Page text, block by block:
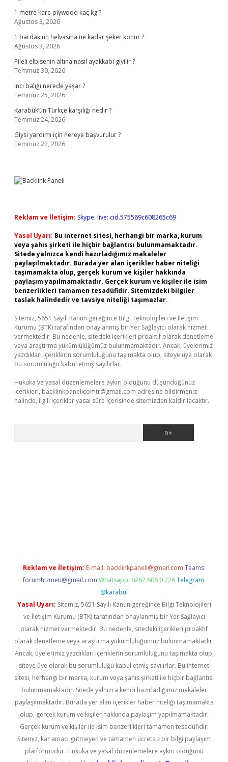
1 metre kare plywood kaç kg ?
Ağustos 3, 2026
1 bardak un helvasına ne kadar şeker konur ?
Ağustos 3, 2026
Pileli elbisenin altına nasıl ayakkabı giyilir ?
Temmuz 30, 2026
Inci balığı nerede yaşar ?
Temmuz 25, 2026
Karabük’ün Türkçe karşılığı nedir ?
Temmuz 24, 2026
Giysi yardımı için nereye başvurulur ?
Temmuz 22, 2026
Reklam ve İletişim: Skype: live:.cid.575569c608265c69
Yasal Uyarı: Bu internet sitesi, herhangi bir marka, kurum
veya şahıs şirketi ile hiçbir bağlantısı bulunmamaktadır.
Sitede yalnızca kendi hazırladığımız makaleler
paylaşılmaktadır. Burada yer alan içerikler haber niteliği
taşımamakta olup, gerçek kurum ve kişiler hakkında
paylaşım yapılmamaktadır. Gerçek kurum ve kişiler ile isim
benzerlikleri tamamen tesadüfidir. Sitemizdeki bilgiler
taslak halindedir ve tavsiye niteliği taşımazlar.
Sitemiz, 5651 Sayılı Kanun gereğince Bilgi Teknolojileri ve İletişim
Kurumu (BTK) tarafından onaylanmış bir Yer Sağlayıcı olarak hizmet
vermektedir. Bu nedenle, sitedeki içerikleri proaktif olarak denetleme
veya araştırma yükümlülüğümüz bulunmamaktadır. Ancak, üyelerimiz
yazdıkları içeriklerin sorumluluğunu taşımakta olup, siteye üye olarak
bu sorumluluğu kabul etmiş sayılırlar.
Hukuka ve yasal düzenlemelere aykırı olduğunu düşündüğünüz
içerikleri, backlinkpanelicomtr@gmail.com adresine bildirmeniz
halinde, ilgili içerikler yasal süre içerisinde sitemizden kaldırılacaktır.
Reklam ve İletişim: E-mail: backlinkpaneli@gmail.com Teams:
forumhizmeti@gmail.com Whatsapp: 0262 606 0 726 Telegram:
@karabul
Yasal Uyarı: Sitemiz, 5651 Sayılı Kanun gereğince Bilgi Teknolojileri
ve İletişim Kurumu (BTK) tarafından onaylanmış bir Yer Sağlayıcı
olarak hizmet vermektedir. Bu nedenle, sitedeki içerikleri proaktif
olarak denetleme veya araştırma yükümlülüğümüz bulunmamaktadır.
Ancak, üyelerimiz yazdıkları içeriklerin sorumluluğunu taşımakta olup,
siteye üye olarak bu sorumluluğu kabul etmiş sayılırlar. Bu internet
sitesi, herhangi bir marka, kurum veya şahıs şirketi ile hiçbir bağlantısı
bulunmamaktadır. Sitede yalnızca kendi hazırladığımız makaleler
paylaşılmaktadır. Burada yer alan içerikler haber niteliği taşımamakta
olup, gerçek kurum ve kişiler hakkında paylaşım yapılmamaktadır.
Gerçek kurum ve kişiler ile isim benzerlikleri tamamen tesadüfidir.
Sitemiz, kar amacı gütmeyen ve tamamen ücretsiz bir bilgi paylaşım
platformudur. Hukuka ve yasal düzenlemelere aykırı olduğunu